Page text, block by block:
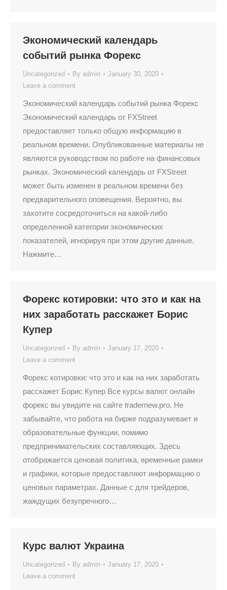
Экономический календарь
событий рынка Форекс
Uncategorized By admin
January 30, 2020
Leave a comment
Экономический календарь событий рынка Форекс
Экономический календарь от FXStreet
предоставляет только общую информацию в
реальном времени. Опубликованные материалы не
являются руководством по работе на финансовых
рынках. Экономический календарь от FXStreet
может быть изменен в реальном времени без
предварительного оповещения. Вероятно, вы
захотите сосредоточиться на какой-либо
определенной категории экономических
показателей, игнорируя при этом другие данные.
Нажмите…
Форекс котировки: что это и как на
них заработать расскажет Борис
Купер
Uncategorized By admin
January 17, 2020
Leave a comment
Форекс котировки: что это и как на них заработать
расскажет Борис Купер Все курсы валют онлайн
форекс вы увидите на сайте tradernew.pro. Не
забывайте, что работа на бирже подразумевает и
образовательные функции, помимо
предпринимательских составляющих. Здесь
отображается ценовая политика, временные рамки
и графики, которые предоставляют информацию о
ценовых параметрах. Данные с для трейдеров,
жаждущих безупречного…
Курс валют Украина
Uncategorized By admin
January 17, 2020
Leave a comment